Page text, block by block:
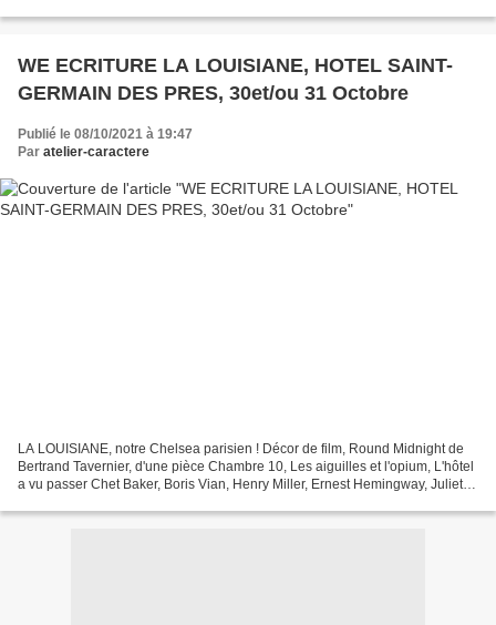
WE ECRITURE LA LOUISIANE, HOTEL SAINT-
GERMAIN DES PRES, 30et/ou 31 Octobre
Publié le 08/10/2021 à 19:47
Par atelier-caractere
LA LOUISIANE, notre Chelsea parisien ! Décor de film, Round Midnight de
Bertrand Tavernier, d'une pièce Chambre 10, Les aiguilles et l'opium, L'hôtel
a vu passer Chet Baker, Boris Vian, Henry Miller, Ernest Hemingway, Juliette